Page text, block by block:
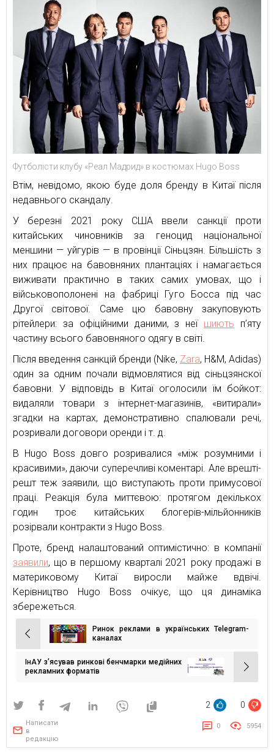
Футболісти клубу «Реал Мадрид» в костюмах Hugo Boss
Втім, невідомо, якою буде доля бренду в Китаї після
недавнього скандалу.
У березні 2021 року США ввели санкції проти
китайських чиновників за геноцид національної
меншини — уйгурів — в провінції Сіньцзян. Більшість з
них працює на бавовняних плантаціях і намагається
виживати практично в таких самих умовах, що і
військовополонені на фабриці Гуго Босса під час
Другої світової. Саме цю бавовну закуповують
рітейлери: за офіційними даними, з неї шиють п’яту
частину всього бавовняного одягу в світі.
Після введення санкцій бренди (Nike, Zara, H&M, Adidas)
один за одним почали відмовлятися від сіньцзянскої
бавовни. У відповідь в Китаї оголосили їм бойкот:
видаляли товари з інтернет-магазинів, «витирали»
згадки на картах, демонстративно спалювали речі,
розривали договори оренди і т. д.
В Hugo Boss довго розривалися «між розумними і
красивими», даючи суперечливі коментарі. Але врешті-
решт теж заявили, що виступають проти примусової
праці. Реакція була миттєвою: протягом декількох
годин троє китайських блогерів-мільйонників
розірвали контракти з Hugo Boss.
Проте, бренд налаштований оптимістично: в компанії
заявили, що в першому кварталі 2021 року продажі в
материковому Китаї виросли майже вдвічі.
Керівництво Hugo Boss очікує, що ця динаміка
збережеться.
Навігація
записів
Ринок реклами в українських Telegram-
каналах
ІнАУ з’ясував ринкові бенчмарки медійних
рекламних форматів
2 0
Написати
в
редакцію
0 5954